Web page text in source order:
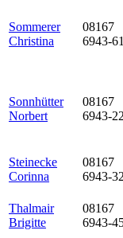
Sommerer
Christina
08167
6943-61
Sonnhütter
Norbert
08167
6943-22
Steinecke
Corinna
08167
6943-32
Thalmair
Brigitte
08167
6943-